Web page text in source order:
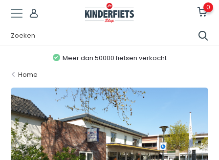
0
Meer dan 50000 fietsen verkocht
Home